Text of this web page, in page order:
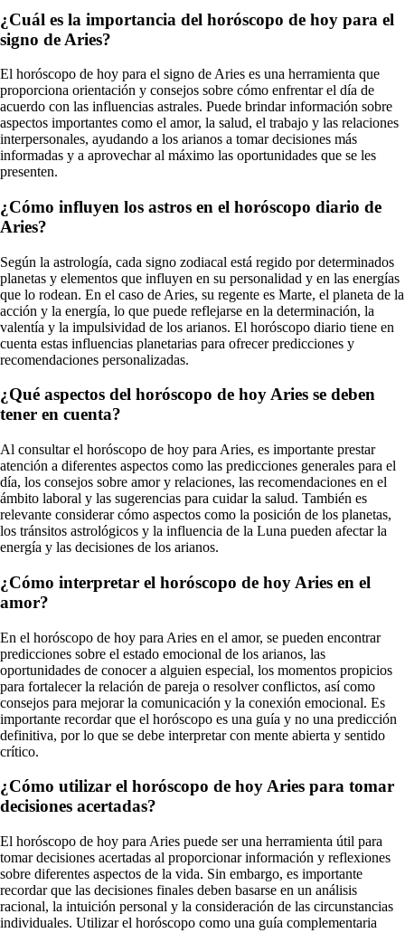
¿Cuál es la importancia del horóscopo de hoy para el
signo de Aries?
El horóscopo de hoy para el signo de Aries es una herramienta que
proporciona orientación y consejos sobre cómo enfrentar el día de
acuerdo con las influencias astrales. Puede brindar información sobre
aspectos importantes como el amor, la salud, el trabajo y las relaciones
interpersonales, ayudando a los arianos a tomar decisiones más
informadas y a aprovechar al máximo las oportunidades que se les
presenten.
¿Cómo influyen los astros en el horóscopo diario de
Aries?
Según la astrología, cada signo zodiacal está regido por determinados
planetas y elementos que influyen en su personalidad y en las energías
que lo rodean. En el caso de Aries, su regente es Marte, el planeta de la
acción y la energía, lo que puede reflejarse en la determinación, la
valentía y la impulsividad de los arianos. El horóscopo diario tiene en
cuenta estas influencias planetarias para ofrecer predicciones y
recomendaciones personalizadas.
¿Qué aspectos del horóscopo de hoy Aries se deben
tener en cuenta?
Al consultar el horóscopo de hoy para Aries, es importante prestar
atención a diferentes aspectos como las predicciones generales para el
día, los consejos sobre amor y relaciones, las recomendaciones en el
ámbito laboral y las sugerencias para cuidar la salud. También es
relevante considerar cómo aspectos como la posición de los planetas,
los tránsitos astrológicos y la influencia de la Luna pueden afectar la
energía y las decisiones de los arianos.
¿Cómo interpretar el horóscopo de hoy Aries en el
amor?
En el horóscopo de hoy para Aries en el amor, se pueden encontrar
predicciones sobre el estado emocional de los arianos, las
oportunidades de conocer a alguien especial, los momentos propicios
para fortalecer la relación de pareja o resolver conflictos, así como
consejos para mejorar la comunicación y la conexión emocional. Es
importante recordar que el horóscopo es una guía y no una predicción
definitiva, por lo que se debe interpretar con mente abierta y sentido
crítico.
¿Cómo utilizar el horóscopo de hoy Aries para tomar
decisiones acertadas?
El horóscopo de hoy para Aries puede ser una herramienta útil para
tomar decisiones acertadas al proporcionar información y reflexiones
sobre diferentes aspectos de la vida. Sin embargo, es importante
recordar que las decisiones finales deben basarse en un análisis
racional, la intuición personal y la consideración de las circunstancias
individuales. Utilizar el horóscopo como una guía complementaria